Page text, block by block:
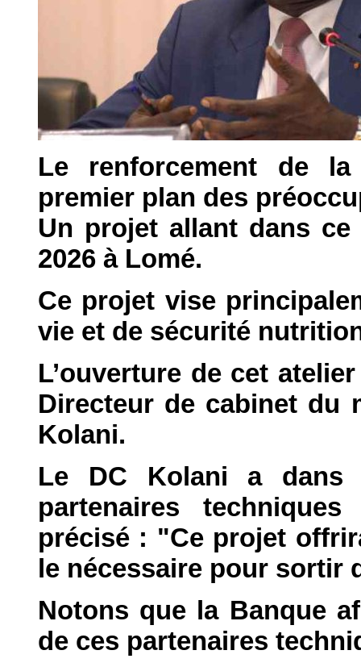
Le renforcement de
premier plan des
Un projet allant dans
2026 à Lomé.
Ce projet vise
vie et de sécurité
L’ouverture de cet
Directeur de cabinet du
Kolani.
Le DC Kolani a dans
partenaires
précisé : "Ce projet
le nécessaire pour sortir
Notons que la Banque
de ces partenaires